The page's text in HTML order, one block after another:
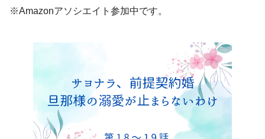
※Amazonアソシエイト参加中です。